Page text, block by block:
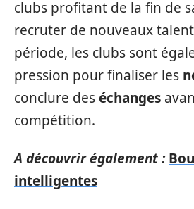
clubs profitant de la fin de
recruter de nouveaux
période, les clubs sont
pression pour finaliser les
conclure deséchanges
compétition.
A découvrir également :
intelligentes